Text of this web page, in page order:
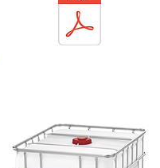
الهيدروليكية.
بخاصية تشتيت قوية مع
تشغيل الخرسانة وخصائص
قوتها الميكانيكية.